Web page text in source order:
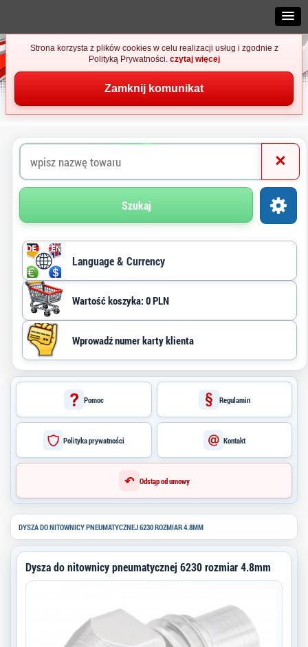
Strona korzysta z plików cookies w celu realizacji usług i zgodnie z
Polityką Prywatności. czytaj więcej
Zamknij komunikat
Language & Currency
Wartość koszyka: 0 PLN
Szukaj
×
Pomoc Regulamin
Polityka prywatności Kontakt
↶ Odstąp od umowy
DYSZA DO NITOWNICY PNEUMATYCZNEJ 6230 ROZMIAR 4.8MM
Dysza do nitownicy pneumatycznej 6230 rozmiar 4.8mm